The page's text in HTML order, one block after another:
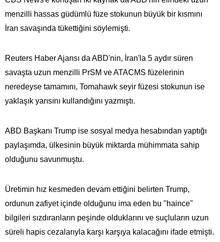
menzilli hassas güdümlü füze stokunun büyük bir kısmını
İran savaşında tükettiğini söylemişti.
Reuters Haber Ajansı da ABD'nin, İran'la 5 aydır süren
savaşta uzun menzilli PrSM ve ATACMS füzelerinin
neredeyse tamamını, Tomahawk seyir füzesi stokunun ise
yaklaşık yarısını kullandığını yazmıştı.
ABD Başkanı Trump ise sosyal medya hesabından yaptığı
paylaşımda, ülkesinin büyük miktarda mühimmata​​​​​​​ sahip
olduğunu savunmuştu.
Üretimin hız kesmeden devam ettiğini belirten Trump,
ordunun zafiyet içinde olduğunu ima eden bu "haince"
bilgileri sızdıranların peşinde olduklarını ve suçluların uzun
süreli hapis cezalarıyla karşı karşıya kalacağını ifade etmişti.